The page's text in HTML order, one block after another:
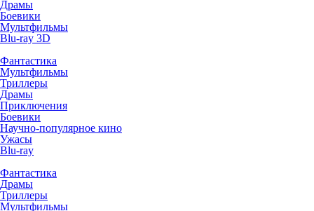
Драмы
Боевики
Мультфильмы
Blu-ray 3D
Фантастика
Мультфильмы
Триллеры
Драмы
Приключения
Боевики
Научно-популярное кино
Ужасы
Blu-ray
Фантастика
Драмы
Триллеры
Мультфильмы